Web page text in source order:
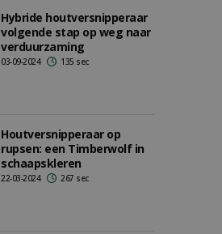
Hybride houtversnipperaar
volgende stap op weg naar
verduurzaming
03-09-2024 135 sec
Houtversnipperaar op
rupsen: een Timberwolf in
schaapskleren
22-03-2024 267 sec